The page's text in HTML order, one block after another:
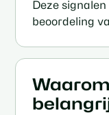
Deze
beoordeling